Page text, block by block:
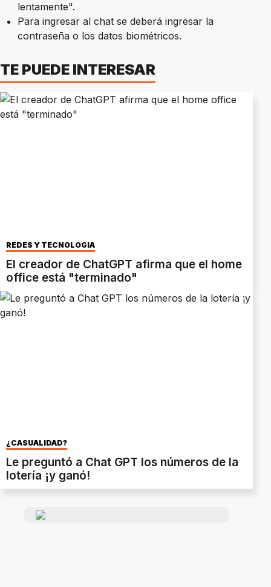
lentamente".
Para ingresar al chat se deberá ingresar la
contraseña o los datos biométricos.
TE PUEDE INTERESAR
REDES Y TECNOLOGÍA
El creador de ChatGPT afirma que el home
office está "terminado"
¿CASUALIDAD?
Le preguntó a Chat GPT los números de la
lotería ¡y ganó!